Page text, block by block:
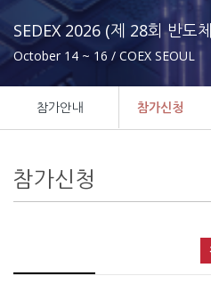
SEDEX 2026 (제 28회 반도
October 14 ~ 16 / COEX SEOUL
참가안내 참가신청
참가신청